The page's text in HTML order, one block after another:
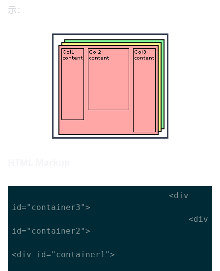
示：
id="container3">
id="container2">
<div id="container1">